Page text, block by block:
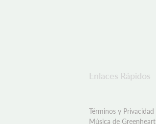
Enlaces Rápidos
Términos y Privacidad
Música de Greenheart